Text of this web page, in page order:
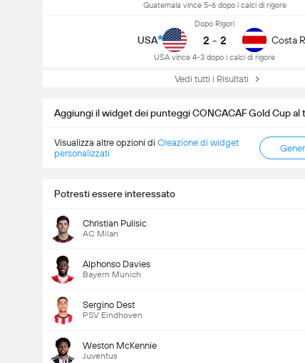
Guatemala vince 5-6 dopo i calci di rigore
USA
Dopo Rigori
2 - 2
USA vince 4-3 dopo i calci di rigore
Costa
Vedi tutti i Risultati
Aggiungi il widget dei punteggi CONCACAF Gold Cup al
Visualizza altre opzioni di Creazione di widget
personalizzati
Potresti essere interessato
Christian Pulisic
AC Milan
Alphonso Davies
Bayern Munich
Sergino Dest
PSV Eindhoven
Weston McKennie
Juventus